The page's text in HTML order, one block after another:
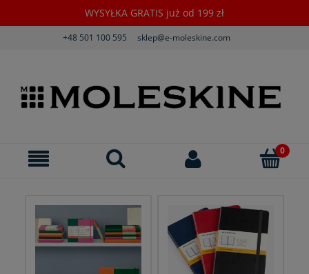
WYSYŁKA GRATIS już od 199 zł
+48 501 100 595 sklep@e-moleskine.com